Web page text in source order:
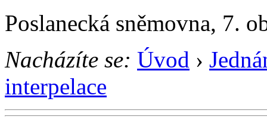
Poslanecká sněmovna, 7.
Nacházíte se: Úvod ›
interpelace